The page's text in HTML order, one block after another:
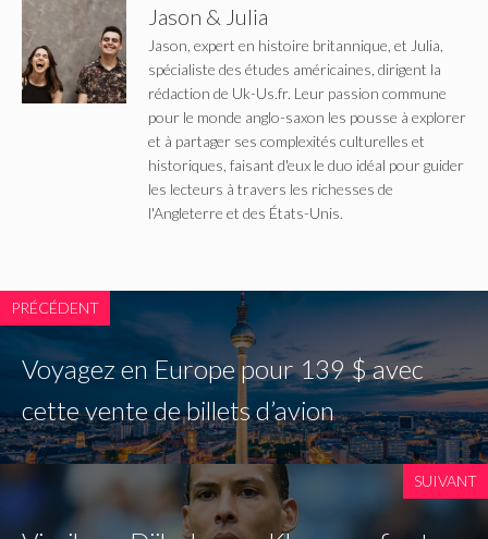
Jason & Julia
Jason, expert en histoire britannique, et Julia,
spécialiste des études américaines, dirigent la
rédaction de Uk-Us.fr. Leur passion commune
pour le monde anglo-saxon les pousse à explorer
et à partager ses complexités culturelles et
historiques, faisant d'eux le duo idéal pour guider
les lecteurs à travers les richesses de
l'Angleterre et des États-Unis.
PRÉCÉDENT
Voyagez en Europe pour 139 $ avec
cette vente de billets d’avion
SUIVANT